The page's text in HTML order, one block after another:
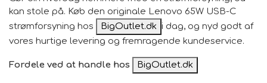
kan stole på. Køb den originale Lenovo 65W USB-C
strømforsyning hos
BigOutlet.dk i dag, og nyd godt af
vores hurtige levering og fremragende kundeservice.
Fordele ved at handle hos BigOutlet.dk